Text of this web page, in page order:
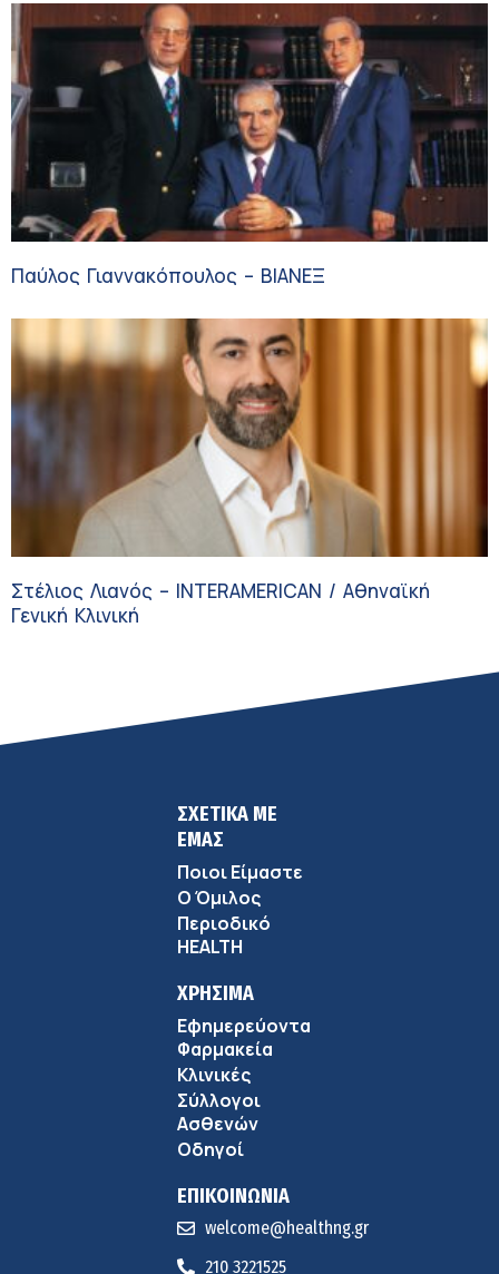
Παύλος Γιαννακόπουλος – ΒΙΑΝΕΞ
Στέλιος Λιανός – INTERAMERICAN / Αθηναϊκή
Γενική Κλινική
ΣΧΕΤΙΚΑ ΜΕ
ΕΜΑΣ
Ποιοι Είμαστε
Ο Όμιλος
Περιοδικό
HEALTH
ΧΡΗΣΙΜΑ
Εφημερεύοντα
Φαρμακεία
Κλινικές
Σύλλογοι
Ασθενών
Οδηγοί
ΕΠΙΚΟΙΝΩΝΙΑ
welcome@healthng.gr
210 3221525